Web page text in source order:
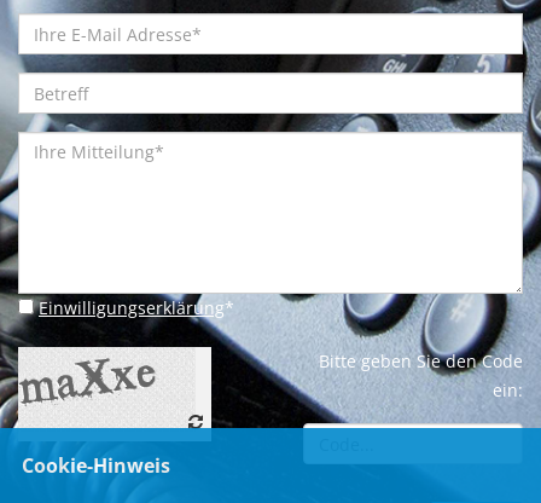
Einwilligungserklärung*
Bitte geben Sie den Code
ein:
Cookie-Hinweis